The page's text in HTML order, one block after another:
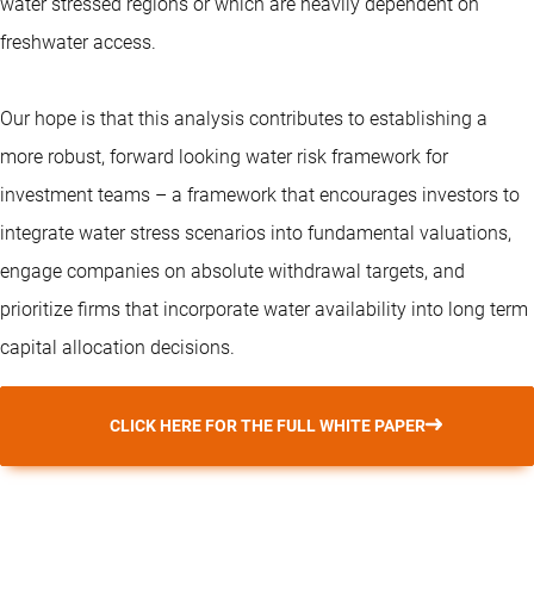
freshwater access.
Our hope is that this analysis contributes to establishing a
more robust, forward looking water risk framework for
investment teams – a framework that encourages investors to
integrate water stress scenarios into fundamental valuations,
engage companies on absolute withdrawal targets, and
prioritize firms that incorporate water availability into long term
capital allocation decisions.
CLICK HERE FOR THE FULL WHITE PAPER